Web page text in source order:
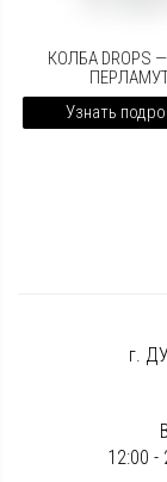
КОЛБА DROPS
Узнать
г.
12:00 -